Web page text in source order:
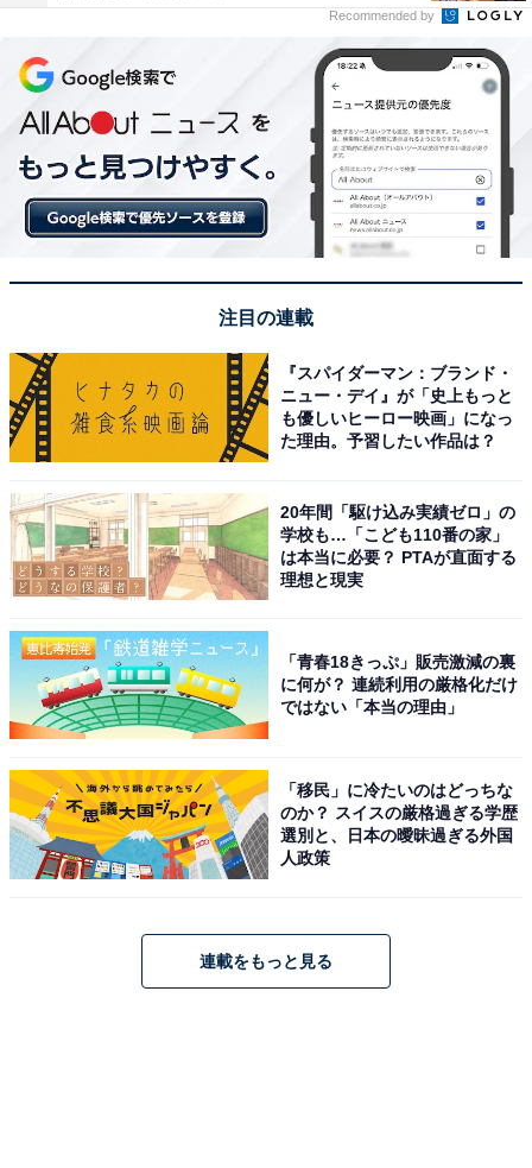
日産自動車 極秘ファイル 2300枚―「絶対的権力者」と戦
ったある課長の死闘7年間
Amazonで見る
次ページ 10位までのランキング結果を見る
こちらもおすすめ
Recommended by
注目の連載
『スパイダーマン：ブランド・
ニュー・デイ』が「史上もっと
も優しいヒーロー映画」になっ
た理由。予習したい作品は？
20年間「駆け込み実績ゼロ」の
学校も…「こども110番の家」
は本当に必要？ PTAが直面する
理想と現実
「青春18きっぷ」販売激減の裏
に何が？ 連続利用の厳格化だけ
ではない「本当の理由」
「移民」に冷たいのはどっちな
のか？ スイスの厳格過ぎる学歴
選別と、日本の曖昧過ぎる外国
人政策
連載をもっと見る